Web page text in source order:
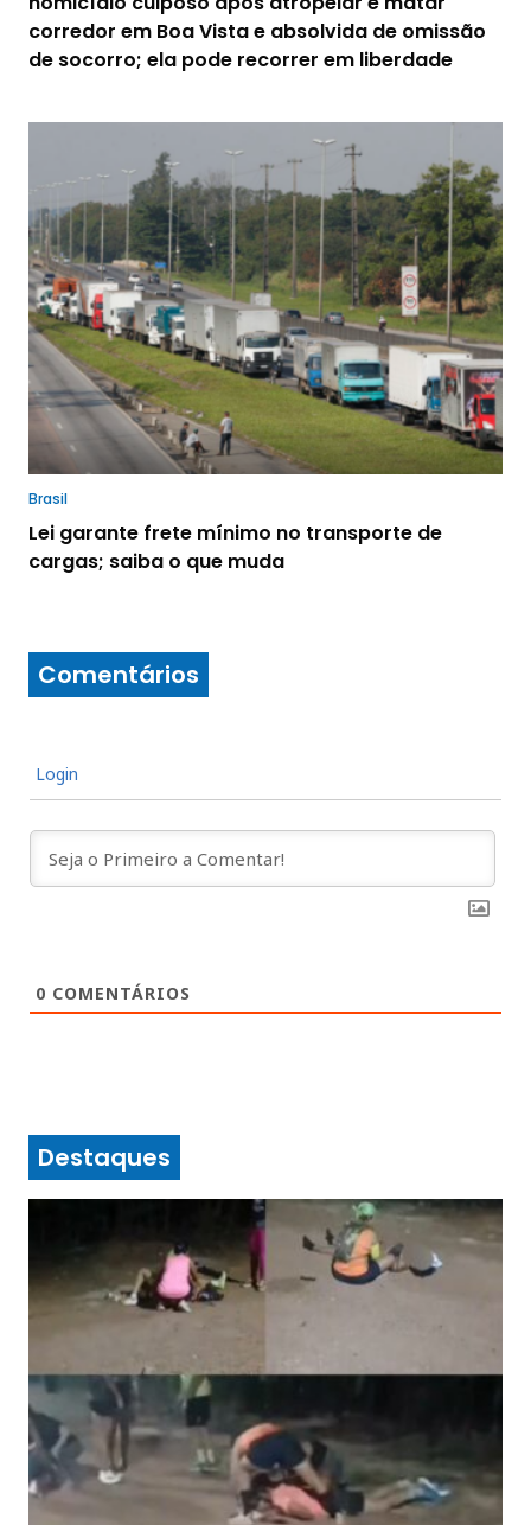
corredor em Boa Vista e absolvida de omissão
de socorro; ela pode recorrer em liberdade
Brasil
Lei garante frete mínimo no transporte de
cargas; saiba o que muda
Comentários
Login
0 COMENTÁRIOS
Destaques